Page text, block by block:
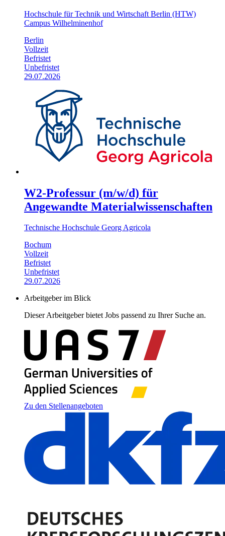
Hochschule für Technik und Wirtschaft Berlin (HTW)
Campus Wilhelminenhof
Berlin
Vollzeit
Befristet
Unbefristet
29.07.2026
W2-Professur (m/w/d) für
Angewandte Materialwissenschaften
Technische Hochschule Georg Agricola
Bochum
Vollzeit
Befristet
Unbefristet
29.07.2026
Arbeitgeber im Blick
Dieser Arbeitgeber bietet Jobs passend zu Ihrer Suche an.
Zu den Stellenangeboten